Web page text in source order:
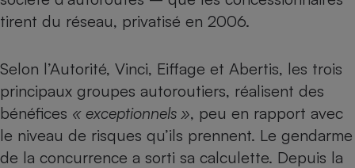
tirent du réseau, privatisé en 2006.
Selon l’Autorité, Vinci, Eiffage et Abertis, les trois
principaux groupes autoroutiers, réalisent des
bénéfices « exceptionnels », peu en rapport avec
le niveau de risques qu’ils prennent. Le gendarme
de la concurrence a sorti sa calculette. Depuis la
Complément
alimentaire
bouteille
Banque
Matelas